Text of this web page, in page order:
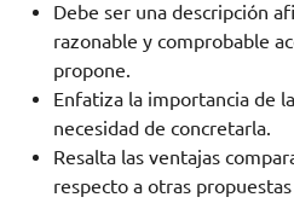
Debe ser una descripción
razonable y comprobable
propone.
Enfatiza la importancia de
necesidad de concretarla.
Resalta las ventajas
respecto a otras